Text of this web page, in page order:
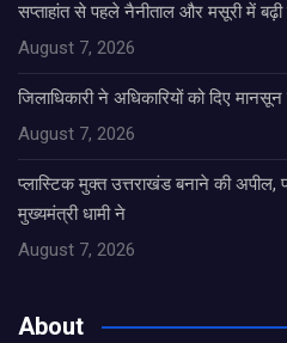
सप्ताहांत से पहले नैनीताल और मसूरी में बढ़ी
August 7, 2026
जिलाधिकारी ने अधिकारियों को दिए
August 7, 2026
प्लास्टिक मुक्त उत्तराखंड बनाने की अपील,
मुख्यमंत्री धामी ने
August 7, 2026
About